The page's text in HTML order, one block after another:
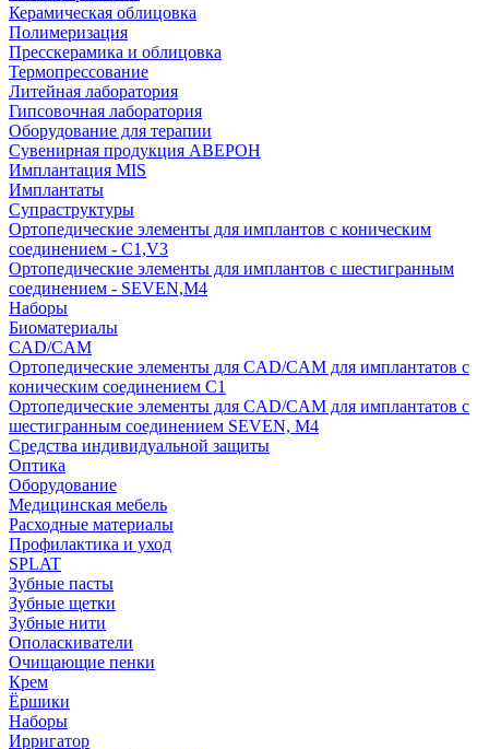
Керамическая облицовка
Полимеризация
Пресскерамика и облицовка
Термопрессование
Литейная лаборатория
Гипсовочная лаборатория
Оборудование для терапии
Сувенирная продукция АВЕРОН
Имплантация MIS
Имплантаты
Супраструктуры
Ортопедические элементы для имплантов с коническим
соединением - C1,V3
Ортопедические элементы для имплантов с шестигранным
соединением - SEVEN,M4
Наборы
Биоматериалы
CAD/CAM
Ортопедические элементы для CAD/CAM для имплантатов с
коническим соединением С1
Ортопедические элементы для CAD/CAM для имплантатов с
шестигранным соединением SEVEN, М4
Средства индивидуальной защиты
Оптика
Оборудование
Медицинская мебель
Расходные материалы
Профилактика и уход
SPLAT
Зубные пасты
Зубные щетки
Зубные нити
Ополаскиватели
Очищающие пенки
Крем
Ёршики
Наборы
Ирригатор